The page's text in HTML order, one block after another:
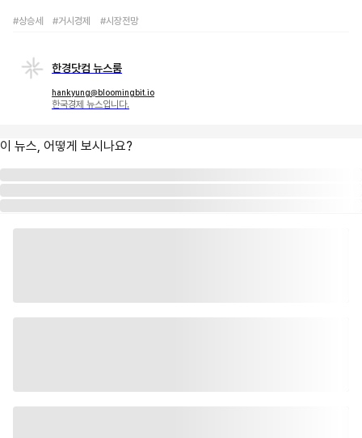
#상승세 #거시경제 #시장전망
한경닷컴 뉴스룸
hankyung@bloomingbit.io
한국경제 뉴스입니다.
이 뉴스, 어떻게 보시나요?